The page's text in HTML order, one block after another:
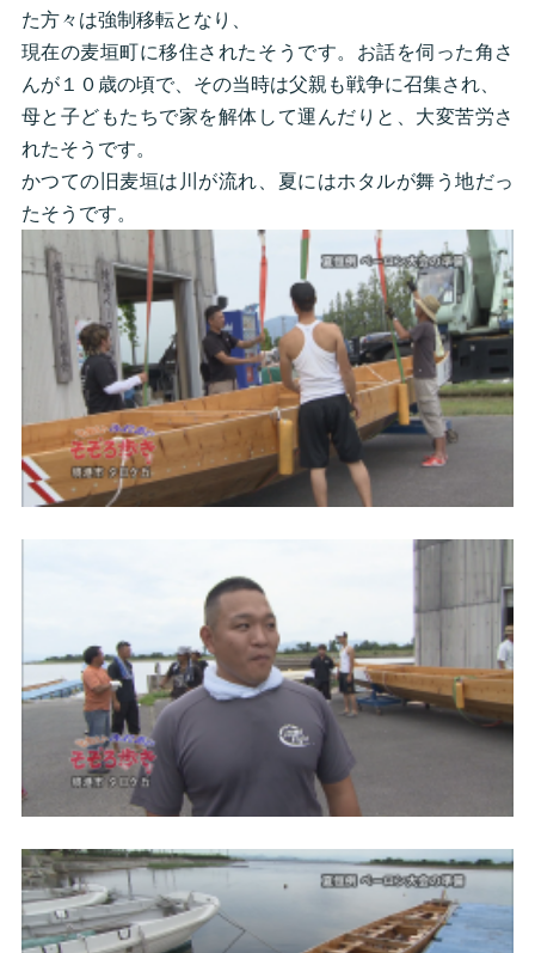
た方々は強制移転となり、
現在の麦垣町に移住されたそうです。お話を伺った角さ
んが１０歳の頃で、その当時は父親も戦争に召集され、
母と子どもたちで家を解体して運んだりと、大変苦労さ
れたそうです。
かつての旧麦垣は川が流れ、夏にはホタルが舞う地だっ
たそうです。